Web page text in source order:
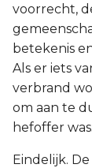
voorrecht,
betekenis
Als er iets
verbrand
om aan te
hefoffer was.
Eindelijk.